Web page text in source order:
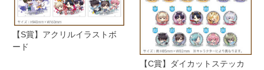
【S賞】アクリルイラストボ
ード
【C賞】ダイカットステッカ